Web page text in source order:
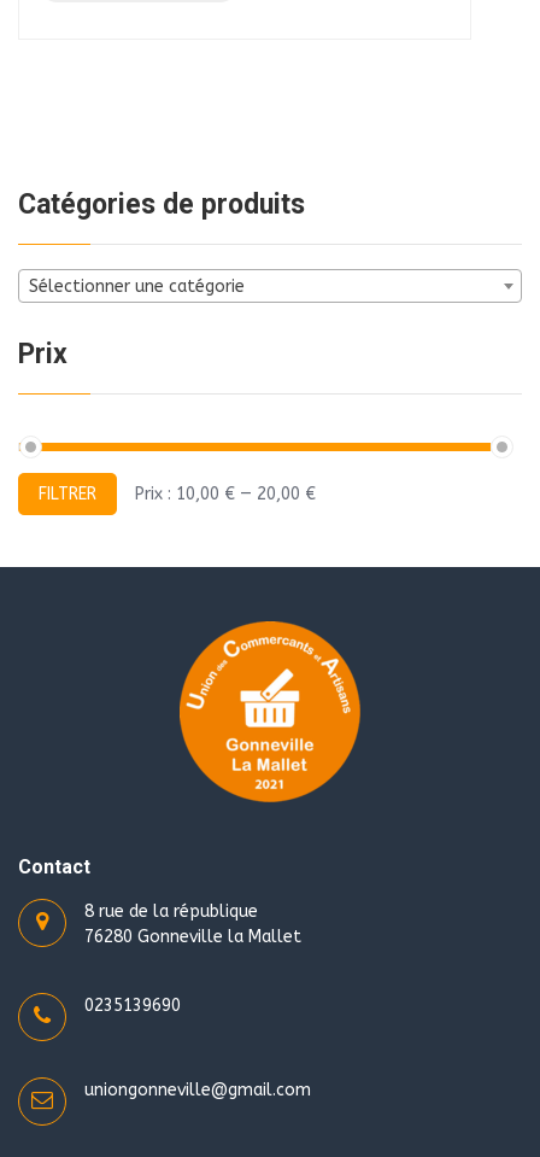
Catégories de produits
Sélectionner une catégorie
Prix
Prix
min
Prix
max
FILTRER Prix : 10,00 € — 20,00 €
Contact
8 rue de la république
76280 Gonneville la Mallet
0235139690
uniongonneville@gmail.com